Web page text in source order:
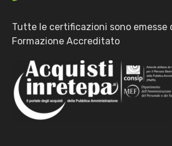
Tutte le certificazioni sono emesse
Formazione Accreditato